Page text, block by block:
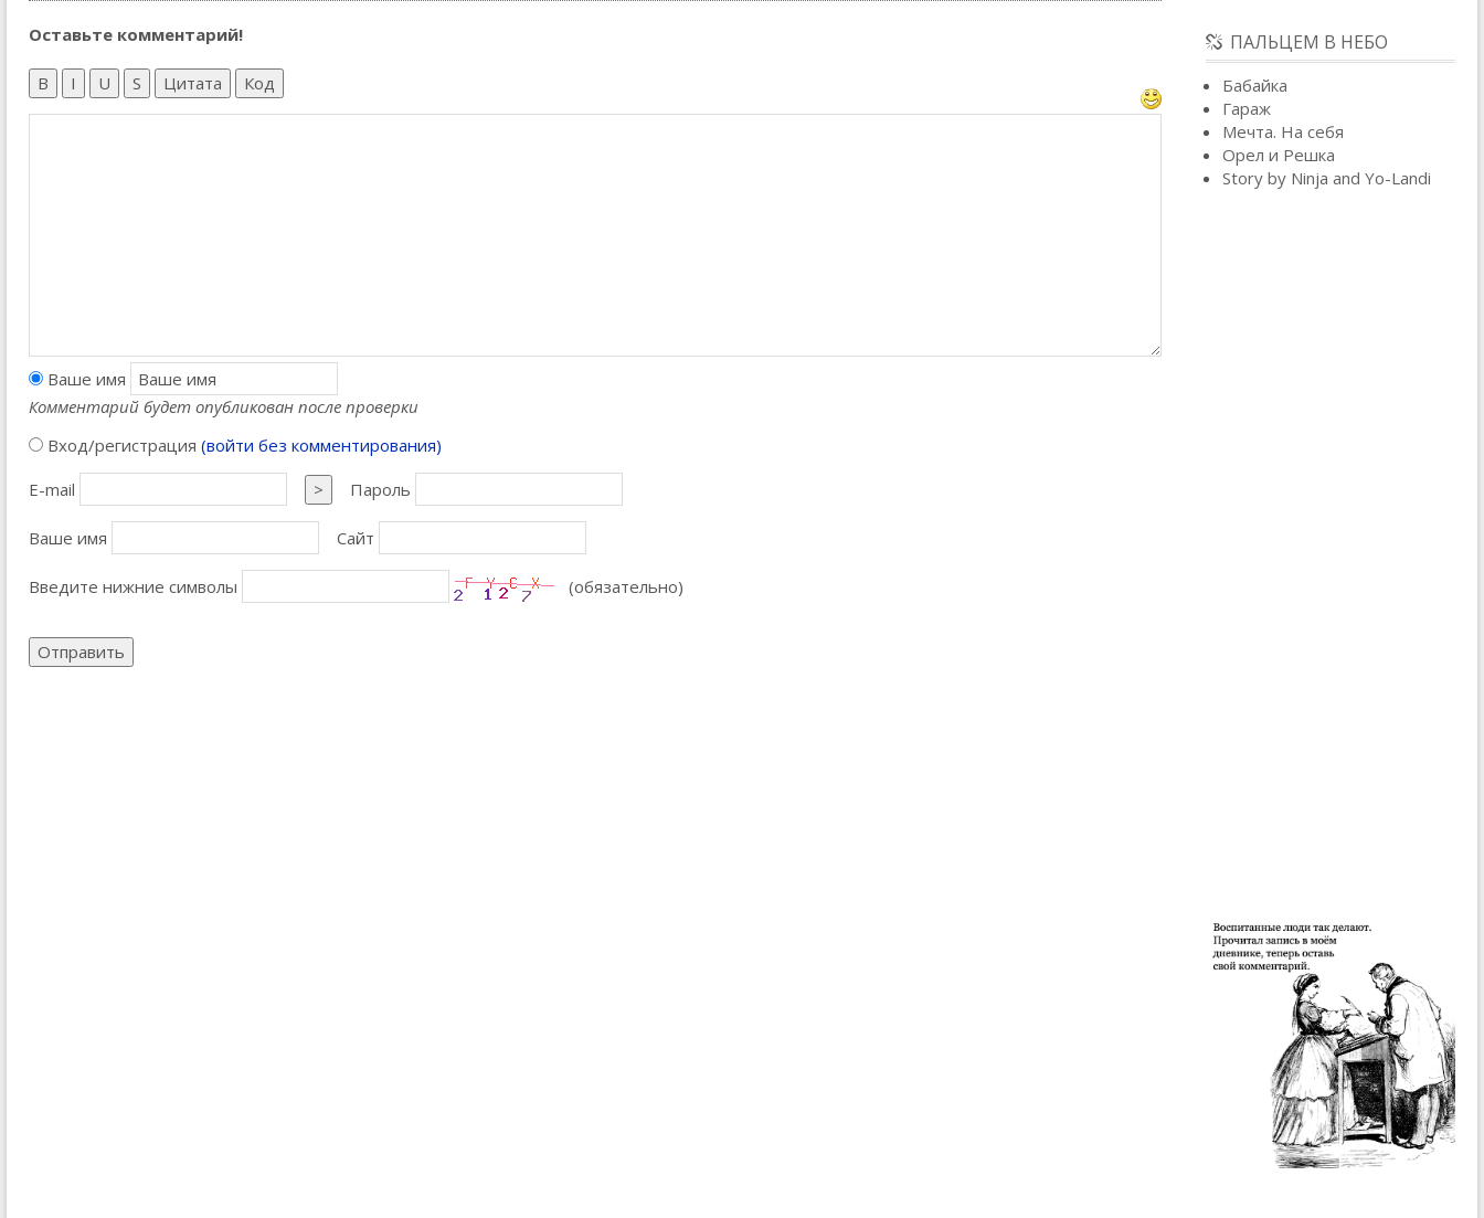
Оставьте комментарий!
B I U S Цитата Код
Ваше имя
Комментарий будет опубликован после проверки
Вход/регистрация (войти без комментирования)
E-mail
> Пароль
Ваше имя Сайт
Введите нижние символы (обязательно)
Отправить
ПАЛЬЦЕМ В НЕБО
Бабайка
Гараж
Мечта. На себя
Орел и Решка
Story by Ninja and Yo-Landi